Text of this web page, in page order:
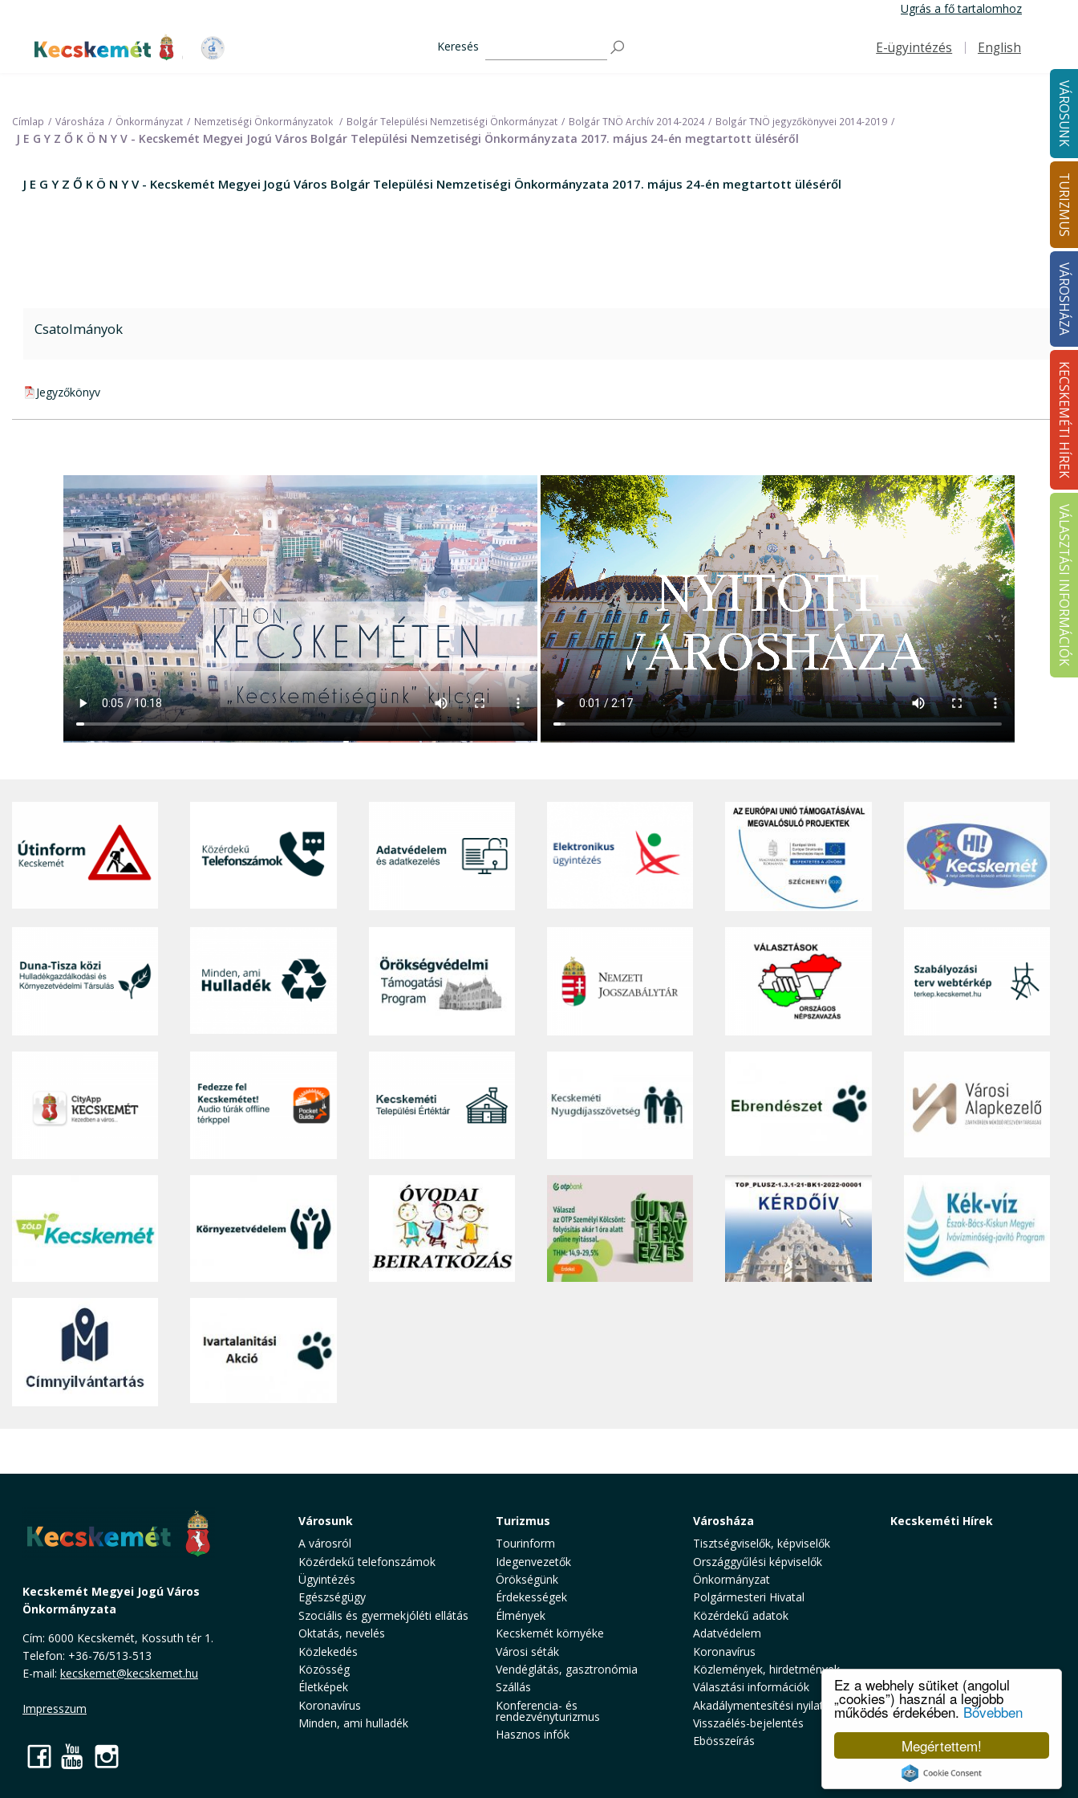
Megértettem!
Ez a webhely sütiket (angolul
„cookies”) használ a legjobb
működés érdekében. Bővebben
Cookie Consent plugin for the EU cookie law
tartalomra
Ugrás a fő tartalomhoz
Kecskemét Város Honlapja
Keresés
Felső navigáció
E-ügyintézés English
VÁROSUNK
TURIZMUS
VÁROSHÁZA
KECSKEMÉTI HÍREK
VÁLASZTÁSI INFORMÁCIÓK
Címlap Városháza Önkormányzat Nemzetiségi Önkormányzatok Bolgár Települési Nemzetiségi Önkormányzat Bolgár TNÖ Archív 2014-2024 Bolgár TNÖ jegyzőkönyvei 2014-2019
J E G Y Z Ő K Ö N Y V - Kecskemét Megyei Jogú Város Bolgár Települési Nemzetiségi Önkormányzata 2017. május 24-én megtartott üléséről
J E G Y Z Ő K Ö N Y V - Kecskemét Megyei Jogú Város Bolgár Települési Nemzetiségi Önkormányzata 2017. május 24-én megtartott üléséről
Csatolmányok
pdf csatolmány:
Jegyzőkönyv
Kecskemét Megyei Jogú Város
Önkormányzata
Cím: 6000 Kecskemét, Kossuth tér 1.
Telefon: +36-76/513-513
E-mail: kecskemet@kecskemet.hu
Impresszum
Facebook
YouTube
Városunk
A városról
Közérdekű telefonszámok
Ügyintézés
Egészségügy
Szociális és gyermekjóléti ellátás
Oktatás, nevelés
Közlekedés
Közösség
Életképek
Koronavírus
Minden, ami hulladék
Turizmus
Tourinform
Idegenvezetők
Örökségünk
Érdekességek
Élmények
Kecskemét környéke
Városi séták
Vendéglátás, gasztronómia
Szállás
Konferencia- és
rendezvényturizmus
Hasznos infók
Városháza
Tisztségviselők, képviselők
Országgyűlési képviselők
Önkormányzat
Polgármesteri Hivatal
Közérdekű adatok
Adatvédelem
Koronavírus
Közlemények, hirdetmények
Választási információk
Akadálymentesítési nyilatkozat
Visszaélés-bejelentés
Ebösszeírás
Kecskeméti Hírek